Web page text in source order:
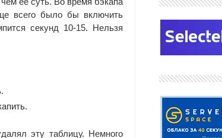
всего было бы включить
секунд 10-15. Нельзя
эту таблицу. Немного